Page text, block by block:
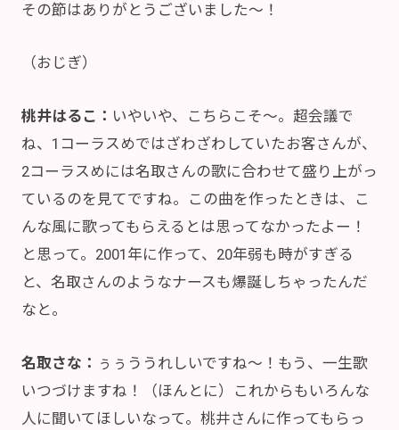
その節はありがとうございました～！
（おじぎ）
桃井はるこ： いやいや、こちらこそ～。超会議で
ね、1コーラスめではざわざわしていたお客さんが、
2コーラスめには名取さんの歌に合わせて盛り上がっ
ているのを見てですね。この曲を作ったときは、こ
んな風に歌ってもらえるとは思ってなかったよー！
と思って。2001年に作って、20年弱も時がすぎる
と、名取さんのようなナースも爆誕しちゃったんだ
なと。
名取さな： ぅぅううれしいですね～！もう、一生歌
いつづけますね！（ほんとに）これからもいろんな
人に聞いてほしいなって。桃井さんに作ってもらっ